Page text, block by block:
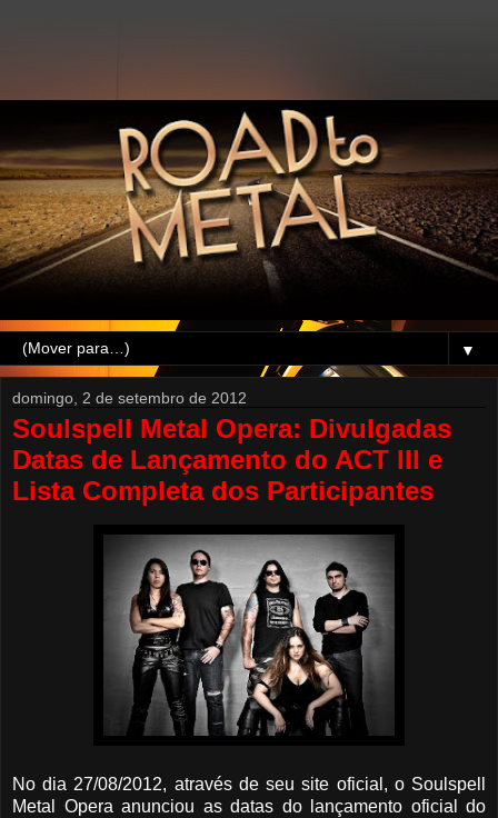
▼
domingo, 2 de setembro de 2012
Soulspell Metal Opera: Divulgadas
Datas de Lançamento do ACT III e
Lista Completa dos Participantes
No dia 27/08/2012, através de seu site oficial, o Soulspell
Metal Opera anunciou as datas do lançamento oficial do